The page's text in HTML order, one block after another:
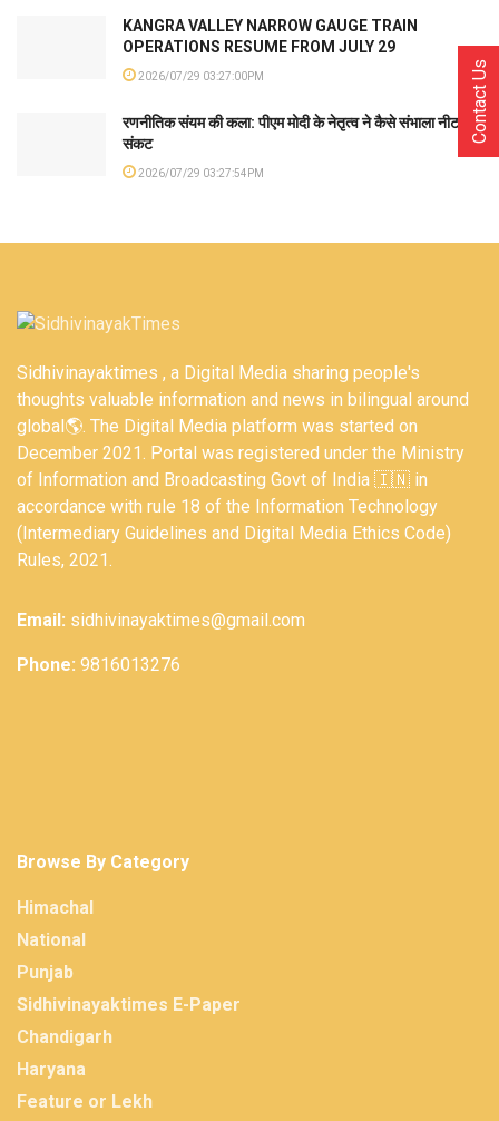
KANGRA VALLEY NARROW GAUGE TRAIN
OPERATIONS RESUME FROM JULY 29
2026/07/29 03:27:00PM
रणनीतिक संयम की कला: पीएम मोदी के नेतृत्व ने कैसे संभाला नीट
संकट
2026/07/29 03:27:54PM
Sidhivinayaktimes , a Digital Media sharing people's
thoughts valuable information and news in bilingual around
global🌎. The Digital Media platform was started on
December 2021. Portal was registered under the Ministry
of Information and Broadcasting Govt of India 🇮🇳 in
accordance with rule 18 of the Information Technology
(Intermediary Guidelines and Digital Media Ethics Code)
Rules, 2021.
Email: sidhivinayaktimes@gmail.com
Phone: 9816013276
Browse By Category
Himachal
National
Punjab
Sidhivinayaktimes E-Paper
Chandigarh
Haryana
Feature or Lekh
Contact Us